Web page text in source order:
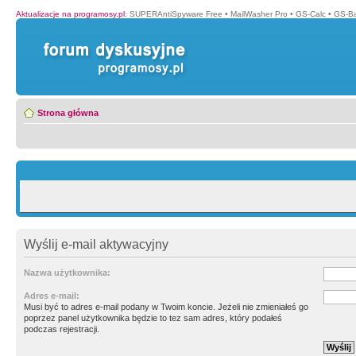
Aktualizacje na programosy.pl: SUPERAntiSpyware Free • MailWasher Pro • GS-Calc • GS-
Strona główna
Wyślij e-mail aktywacyjny
Nazwa użytkownika:
Adres e-mail:
Musi być to adres e-mail podany w Twoim koncie. Jeżeli nie zmieniałeś go
poprzez panel użytkownika będzie to tez sam adres, który podałeś
podczas rejestracji.